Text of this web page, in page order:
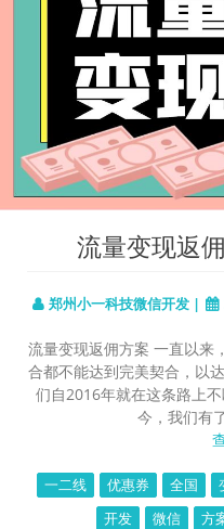
流量变现返
郑州小一科技微信开发 |
流量变现返佣方案 一直以来
合都不能达到完美契合，以
们自2016年就在这条路上
今，我们有
一二线 优惠券 全国
开发
微信 方